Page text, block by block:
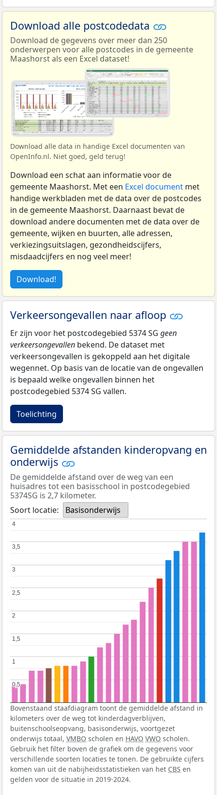
Download alle postcodedata
Download de gegevens over meer dan 250
onderwerpen voor alle postcodes in de gemeente
Maashorst als een Excel dataset!
Download alle data in handige Excel documenten van
OpenInfo.nl. Niet goed, geld terug!
Download een schat aan informatie voor de
gemeente Maashorst. Met een Excel document met
handige werkbladen met de data over de postcodes
in de gemeente Maashorst. Daarnaast bevat de
download andere documenten met de data over de
gemeente, wijken en buurten, alle adressen,
verkiezingsuitslagen, gezondheidscijfers,
misdaadcijfers en nog veel meer!
Download!
Verkeersongevallen naar afloop
Er zijn voor het postcodegebied 5374 SG geen
verkeersongevallen bekend. De dataset met
verkeersongevallen is gekoppeld aan het digitale
wegennet. Op basis van de locatie van de ongevallen
is bepaald welke ongevallen binnen het
postcodegebied 5374 SG vallen.
Toelichting
Gemiddelde afstanden kinderopvang en
onderwijs
De gemiddelde afstand over de weg van een
huisadres tot een basisschool in postcodegebied
5374SG is 2,7 kilometer.
Soort locatie:
Basisonderwijs
0,5
0,5
11
1,5
1,5
2
2
2,5
2,5
3
3
3,5
3,5
4
4
Bovenstaand staafdiagram toont de gemiddelde afstand in
kilometers over de weg tot kinderdagverblijven,
buitenschoolseopvang, basisonderwijs, voortgezet
onderwijs totaal, VMBO scholen en HAVO VWO scholen.
Gebruik het filter boven de grafiek om de gegevens voor
verschillende soorten locaties te tonen. De gebruikte cijfers
komen van uit de nabijheidsstatistieken van het CBS en
gelden voor de situatie in 2019-2024.